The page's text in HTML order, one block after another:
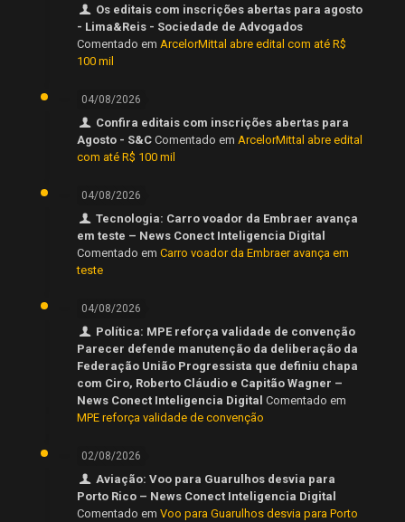
Os editais com inscrições abertas para agosto
- Lima&Reis - Sociedade de Advogados
Comentado em ArcelorMittal abre edital com até R$
100 mil
04/08/2026
Confira editais com inscrições abertas para
Agosto - S&C Comentado em ArcelorMittal abre edital
com até R$ 100 mil
04/08/2026
Tecnologia: Carro voador da Embraer avança
em teste – News Conect Inteligencia Digital
Comentado em Carro voador da Embraer avança em
teste
04/08/2026
Política: MPE reforça validade de convenção
Parecer defende manutenção da deliberação da
Federação União Progressista que definiu chapa
com Ciro, Roberto Cláudio e Capitão Wagner –
News Conect Inteligencia Digital Comentado em
MPE reforça validade de convenção
02/08/2026
Aviação: Voo para Guarulhos desvia para
Porto Rico – News Conect Inteligencia Digital
Comentado em Voo para Guarulhos desvia para Porto